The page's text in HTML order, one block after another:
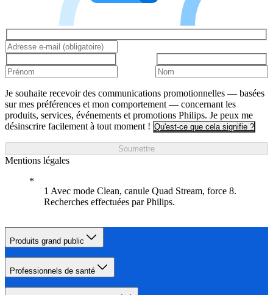
Je souhaite recevoir des communications promotionnelles — basées
sur mes préférences et mon comportement — concernant les
produits, services, événements et promotions Philips. Je peux me
désinscrire facilement à tout moment ! Qu'est-ce que cela signifie ?
Soumettre
Mentions légales
1 Avec mode Clean, canule Quad Stream, force 8.
Recherches effectuées par Philips.
Produits grand public
Professionnels de santé